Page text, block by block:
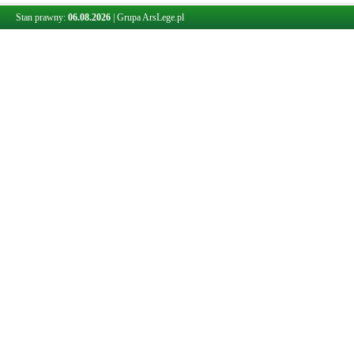
Stan prawny: 06.08.2026 Grupa ArsLege.pl